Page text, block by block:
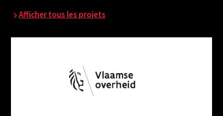
Afficher tous les projets